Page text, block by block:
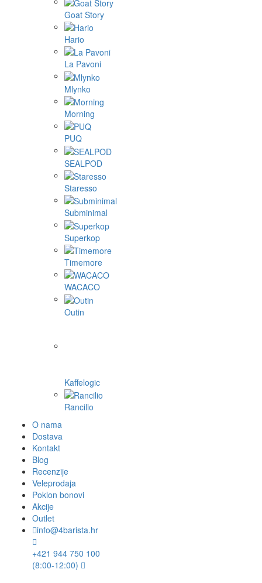
Goat Story
Hario
La Pavoni
Mlynko
Morning
PUQ
SEALPOD
Staresso
Subminimal
Superkop
Timemore
WACACO
Outin
Kaffelogic
Rancilio
O nama
Dostava
Kontakt
Blog
Recenzije
Veleprodaja
Poklon bonovi
Akcije
Outlet
info@4barista.hr
+421 944 750 100
(8:00-12:00)